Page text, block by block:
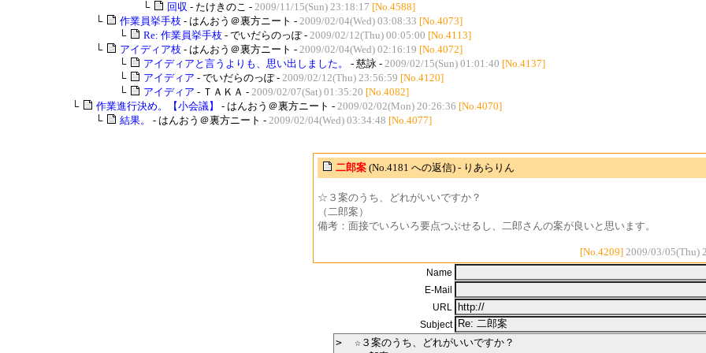
└
回収 - たけきのこ - 2009/11/15(Sun) 23:18:17 [No.4588]
└
作業員挙手枝 - はんおう＠裏方ニート - 2009/02/04(Wed) 03:08:33 [No.4073]
└
Re: 作業員挙手枝 - でいだらのっぽ - 2009/02/12(Thu) 00:05:00 [No.4113]
└
アイディア枝 - はんおう＠裏方ニート - 2009/02/04(Wed) 02:16:19 [No.4072]
└
アイディアと言うよりも、思い出しました。 - 慈詠 - 2009/02/15(Sun) 01:01:40 [No.4137]
└
アイディア - でいだらのっぽ - 2009/02/12(Thu) 23:56:59 [No.4120]
└
アイディア - ＴＡＫＡ - 2009/02/07(Sat) 01:35:20 [No.4082]
└
作業進行決め。【小会議】 - はんおう＠裏方ニート - 2009/02/02(Mon) 20:26:36 [No.4070]
└
結果。 - はんおう＠裏方ニート - 2009/02/04(Wed) 03:34:48 [No.4077]
二郎案 (No.4181 への返信) - りあらりん
☆３案のうち、どれがいいですか？
（二郎案）
備考：面接でいろいろ要点つぶせるし、二郎さんの案が良いと思います。
[No.4209] 2009/03/05(Thu)
Name
E-Mail
URL
Subject